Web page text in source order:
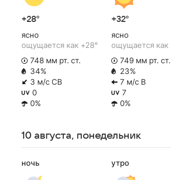
+28°
ясно
ощущается как +28°
748 мм рт. ст.
34%
3 м/с СВ
0
0%
+32°
ясно
ощущается как
749 мм рт. ст.
23%
7 м/с В
7
0%
10 августа, понедельник
ночь утро